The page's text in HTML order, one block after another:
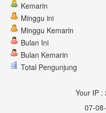
Kemarin
Minggu ini
Minggu Kemarin
Bulan Ini
Bulan Kemarin
Total Pengunjung
Your IP :
07-